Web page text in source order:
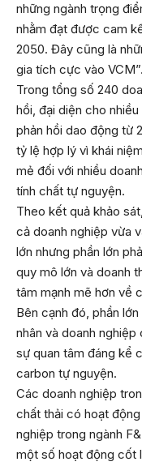
những ngành trọng
nhằm đạt được cam
2050. Đây cũng là
gia tích cực vào VCM”.
Trong tổng số 240
hồi, đại diện cho
phản hồi dao động từ
tỷ lệ hợp lý vì khái
mẻ đối với nhiều
tính chất tự nguyện.
Theo kết quả khảo
cả doanh nghiệp vừa
lớn nhưng phần lớn
quy mô lớn và doanh
tâm mạnh mẽ hơn về
Bên cạnh đó, phần
nhân và doanh
sự quan tâm đáng kể
carbon tự nguyện.
Các doanh nghiệp
chất thải có hoạt
nghiệp trong ngành
một số hoạt động cốt